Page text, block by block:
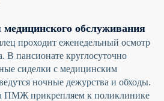
медицинского обслуживания
проходит еженедельный осмотр
В пансионате круглосуточно
сиделки с медицинским
ночные дежурства и обходы.
ПМЖ прикрепляем к поликлинике